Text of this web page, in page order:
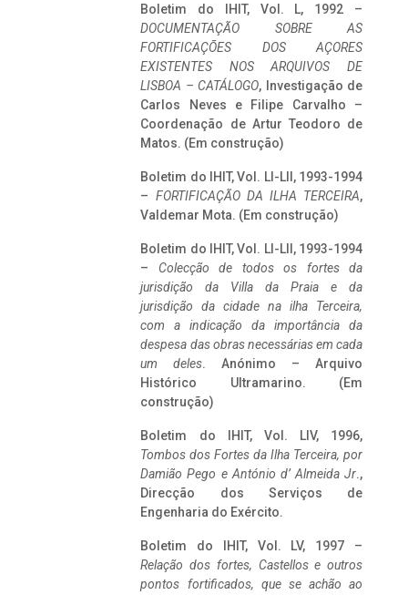
Boletim do IHIT, Vol. L, 1992 –
DOCUMENTAÇÃO SOBRE AS
FORTIFICAÇÕES DOS AÇORES
EXISTENTES NOS ARQUIVOS DE
LISBOA – CATÁLOGO, Investigação de
Carlos Neves e Filipe Carvalho –
Coordenação de Artur Teodoro de
Matos. (Em construção)
Boletim do IHIT, Vol. LI-LII, 1993-1994
– FORTIFICAÇÃO DA ILHA TERCEIRA,
Valdemar Mota. (Em construção)
Boletim do IHIT, Vol. LI-LII, 1993-1994
– Colecção de todos os fortes da
jurisdição da Villa da Praia e da
jurisdição da cidade na ilha Terceira,
com a indicação da importância da
despesa das obras necessárias em cada
um deles. Anónimo – Arquivo
Histórico Ultramarino. (Em
construção)
Boletim do IHIT, Vol. LIV, 1996,
Tombos dos Fortes da Ilha Terceira, por
Damião Pego e António d’ Almeida Jr.,
Direcção dos Serviços de
Engenharia do Exército.
Boletim do IHIT, Vol. LV, 1997 –
Relação dos fortes, Castellos e outros
pontos fortificados, que se achão ao